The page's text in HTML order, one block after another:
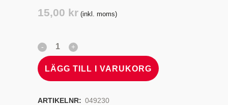
15,00 kr (inkl. moms)
LÄGG TILL I VARUKORG
ARTIKELNR: 049230